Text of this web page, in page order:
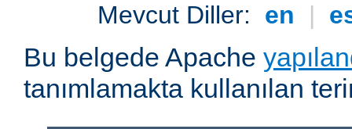
Mevcut Diller: en |
Bu belgede Apache
tanımlamakta kullanılan